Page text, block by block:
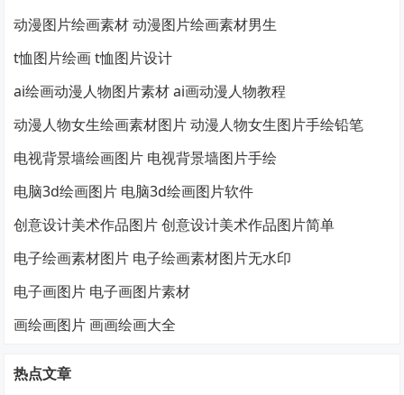
动漫图片绘画素材 动漫图片绘画素材男生
t恤图片绘画 t恤图片设计
ai绘画动漫人物图片素材 ai画动漫人物教程
动漫人物女生绘画素材图片 动漫人物女生图片手绘铅笔
电视背景墙绘画图片 电视背景墙图片手绘
电脑3d绘画图片 电脑3d绘画图片软件
创意设计美术作品图片 创意设计美术作品图片简单
电子绘画素材图片 电子绘画素材图片无水印
电子画图片 电子画图片素材
画绘画图片 画画绘画大全
热点文章